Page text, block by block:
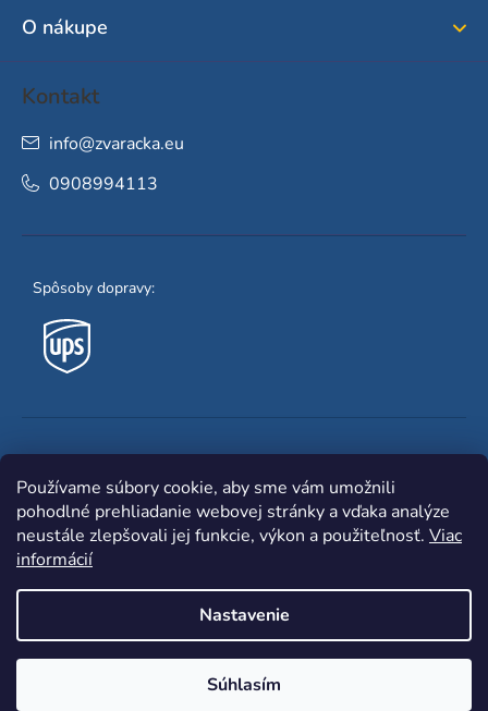
Používame súbory cookie, aby sme vám umožnili
pohodlné prehliadanie webovej stránky a vďaka analýze
neustále zlepšovali jej funkcie, výkon a použiteľnosť. Viac
informácií
Nastavenie
Súhlasím
O nákupe
Kontakt
info@zvaracka.eu
0908994113
Spôsoby dopravy:
Shoptet |mime digital
vyhradené.